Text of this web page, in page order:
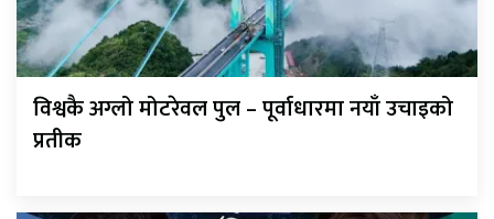
विश्वकै अग्लो मोटरेवल पुल – पूर्वाधारमा नयाँ उचाइको
प्रतीक